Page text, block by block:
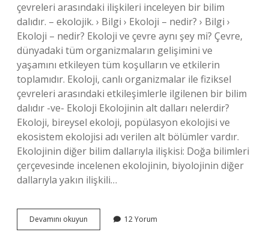
çevreleri arasındaki ilişkileri inceleyen bir bilim
dalıdır. – ekolojik. › Bilgi › Ekoloji – nedir? › Bilgi ›
Ekoloji – nedir? Ekoloji ve çevre aynı şey mi? Çevre,
dünyadaki tüm organizmaların gelişimini ve
yaşamını etkileyen tüm koşulların ve etkilerin
toplamıdır. Ekoloji, canlı organizmalar ile fiziksel
çevreleri arasındaki etkileşimlerle ilgilenen bir bilim
dalıdır -ve- Ekoloji Ekolojinin alt dalları nelerdir?
Ekoloji, bireysel ekoloji, popülasyon ekolojisi ve
ekosistem ekolojisi adı verilen alt bölümler vardır.
Ekolojinin diğer bilim dallarıyla ilişkisi: Doğa bilimleri
çerçevesinde incelenen ekolojinin, biyolojinin diğer
dallarıyla yakın ilişkili…
Devamını okuyun Ekolojinin
Diğer
12 Yorum